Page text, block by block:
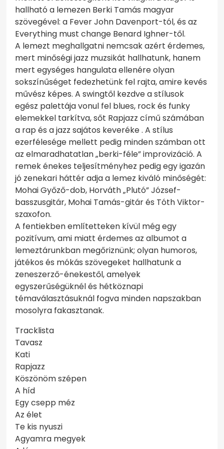
hallható a lemezen Berki Tamás magyar
szövegével: a Fever John Davenport-tól, és az
Everything must change Benard Ighner-től.
A lemezt meghallgatni nemcsak azért érdemes,
mert minőségi jazz muzsikát hallhatunk, hanem
mert egységes hangulata ellenére olyan
sokszínűséget fedezhetünk fel rajta, amire kevés
művész képes. A swingtől kezdve a stílusok
egész palettája vonul fel blues, rock és funky
elemekkel tarkítva, sőt Rapjazz című számában
a rap és a jazz sajátos keveréke . A stílus
ezerfélesége mellett pedig minden számban ott
az elmaradhatatlan „berki-féle” improvizáció. A
remek énekes teljesítményhez pedig egy igazán
jó zenekari háttér adja a lemez kiváló minőségét:
Mohai Győző-dob, Horváth „Plutó” József-
basszusgitár, Mohai Tamás-gitár és Tóth Viktor-
szaxofon.
A fentiekben említetteken kívül még egy
pozitívum, ami miatt érdemes az albumot a
lemeztárunkban megőriznünk; olyan humoros,
játékos és mókás szövegeket hallhatunk a
zeneszerző-énekestől, amelyek
egyszerűségüknél és hétköznapi
témaválasztásuknál fogva minden napszakban
mosolyra fakasztanak.
Tracklista
Tavasz
Kati
Rapjazz
Köszönöm szépen
A híd
Egy csepp méz
Az élet
Te kis nyuszi
Agyamra megyek